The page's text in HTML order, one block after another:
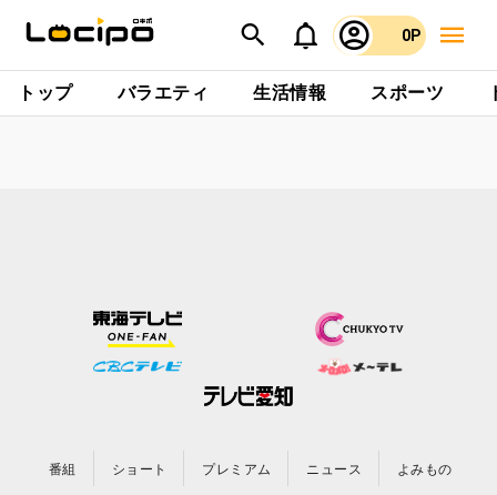
0P
トップ バラエティ 生活情報 スポーツ
番組 ショート プレミアム ニュース よみもの